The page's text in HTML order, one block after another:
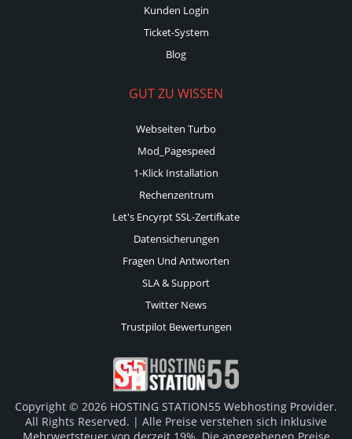
Kunden Login
Ticket-System
Blog
GUT ZU WISSEN
Webseiten Turbo
Mod_Pagespeed
1-Klick Installation
Rechenzentrum
Let's Encyrpt SSL-Zertifkate
Datensicherungen
Fragen Und Antworten
SLA & Support
Twitter News
Trustpilot Bewertungen
Copyright © 2026 HOSTING STATION55 Webhosting Provider.
All Rights Reserved. | Alle Preise verstehen sich inklusive